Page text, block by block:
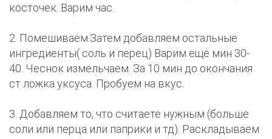
косточек. Варим час.
2. Помешиваем.Затем добавляем остальные
ингредиенты( соль и перец) Варим ещё мин 30-
40. Чеснок измельчаем. За 10 мин до окончания
ст ложка уксуса. Пробуем на вкус.
3. Добавляем то, что считаете нужным (больше
соли или перца или паприки и тд). Раскладываем